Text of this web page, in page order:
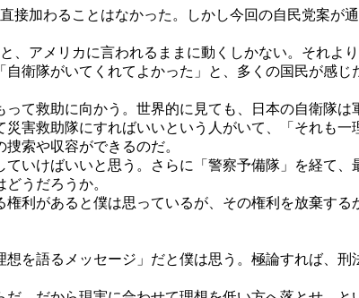
加わることはなかった。しかし今回の自民党案が
、アメリカに言われるままに動くしかない。それよ
衛隊がいてくれてよかった」と、多くの国民が感
て救助に向かう。世界的に見ても、日本の自衛隊
害救助隊にすればいいという人がいて、「それも
索や収容ができるのだ。
いけばいいと思う。さらに「警察予備隊」を経て
うだろうか。
利があると僕は思っているが、その権利を放棄す
を語るメッセージ」だと僕は思う。極論すれば、